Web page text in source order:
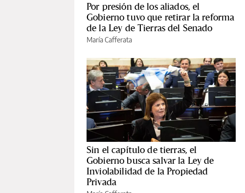
Por presión de los aliados, el
Gobierno tuvo que retirar la reforma
de la Ley de Tierras del Senado
María Cafferata
Sin el capítulo de tierras, el
Gobierno busca salvar la Ley de
Inviolabilidad de la Propiedad
Privada